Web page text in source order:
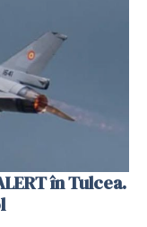
în Tulcea.